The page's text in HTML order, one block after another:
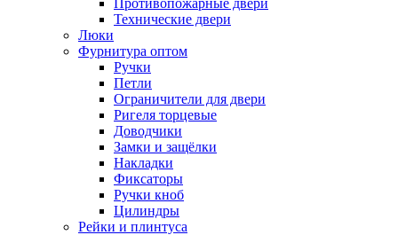
Технические двери
Люки
Фурнитура оптом
Ручки
Петли
Ограничители для двери
Ригеля торцевые
Доводчики
Замки и защёлки
Накладки
Фиксаторы
Ручки кноб
Цилиндры
Рейки и плинтуса